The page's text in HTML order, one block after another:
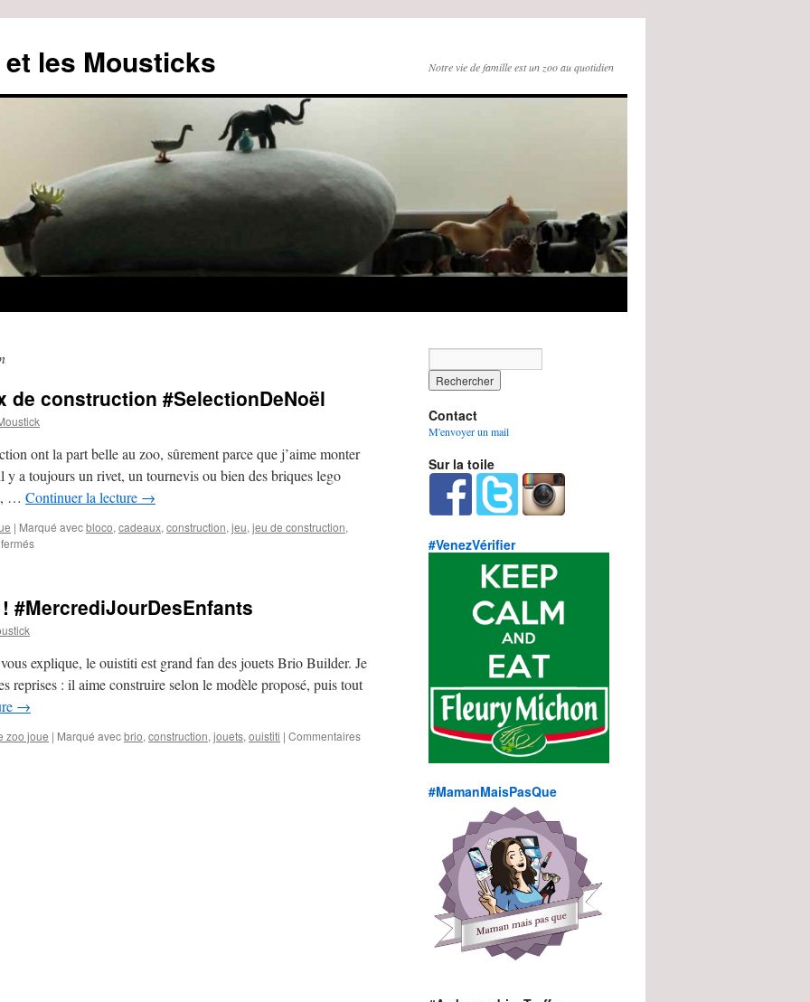
les Mousticks Notre vie de famille est un zoo au quotidien
de construction #SelectionDeNoël
ont la part belle au zoo, sûrement parce que j’aime monter
a toujours un rivet, un tournevis ou bien des briques lego
… Continuer la lecture →
| Marqué avecbloco, cadeaux, construction, jeu, jeu de construction,
jeux
#SelectionDeNoël
#MercrediJourDesEnfants
explique, le ouistiti est grand fan des jouets Brio Builder. Je
reprises : il aime construire selon le modèle proposé, puis tout
→
zoo joue | Marqué avecbrio, construction, jouets, ouistiti | Commentaires
Contact
M'envoyer un mail
Sur la toile
#VenezVérifier
#MamanMaisPasQue